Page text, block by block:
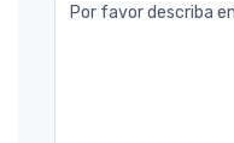
Por favor describa